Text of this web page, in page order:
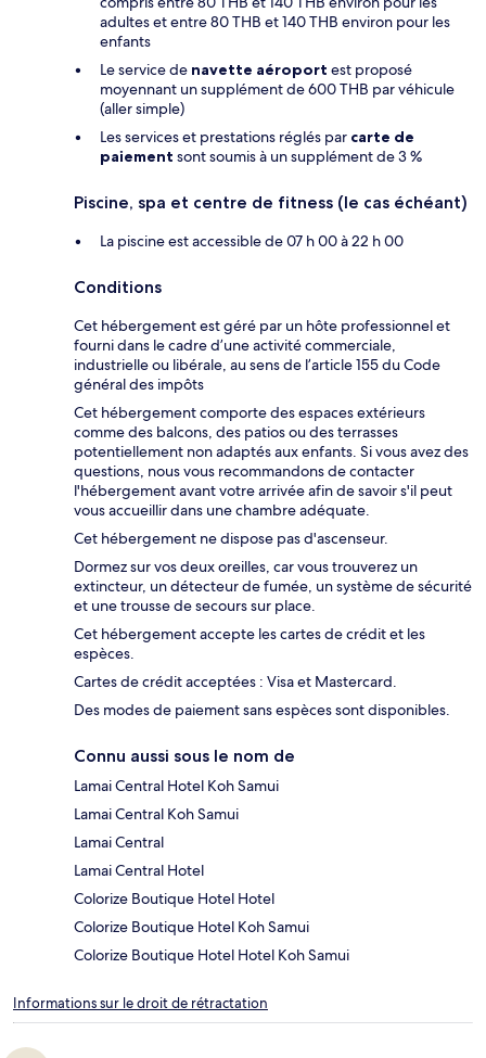
adultes et entre 80 THB et 140 THB environ pour les
enfants
Le service de navette aéroport est proposé
moyennant un supplément de 600 THB par véhicule
(aller simple)
Les services et prestations réglés par carte de
paiement sont soumis à un supplément de 3 %
Piscine, spa et centre de fitness (le cas échéant)
La piscine est accessible de 07 h 00 à 22 h 00
Conditions
Cet hébergement est géré par un hôte professionnel et
fourni dans le cadre d’une activité commerciale,
industrielle ou libérale, au sens de l’article 155 du Code
général des impôts
Cet hébergement comporte des espaces extérieurs
comme des balcons, des patios ou des terrasses
potentiellement non adaptés aux enfants. Si vous avez des
questions, nous vous recommandons de contacter
l'hébergement avant votre arrivée afin de savoir s'il peut
vous accueillir dans une chambre adéquate.
Cet hébergement ne dispose pas d'ascenseur.
Dormez sur vos deux oreilles, car vous trouverez un
extincteur, un détecteur de fumée, un système de sécurité
et une trousse de secours sur place.
Cet hébergement accepte les cartes de crédit et les
espèces.
Cartes de crédit acceptées : Visa et Mastercard.
Des modes de paiement sans espèces sont disponibles.
Connu aussi sous le nom de
Lamai Central Hotel Koh Samui
Lamai Central Koh Samui
Lamai Central
Lamai Central Hotel
Colorize Boutique Hotel Hotel
Colorize Boutique Hotel Koh Samui
Colorize Boutique Hotel Hotel Koh Samui
Informations sur le droit de rétractation